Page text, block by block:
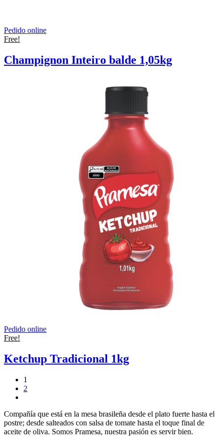
Pedido online
Free!
Champignon Inteiro balde 1,05kg
Pedido online
Free!
Ketchup Tradicional 1kg
1
2
Compañía que está en la mesa brasileña desde el plato fuerte hasta el
postre; desde salteados con salsa de tomate hasta el toque final de
aceite de oliva. Somos Pramesa, nuestra pasión es servir bien.